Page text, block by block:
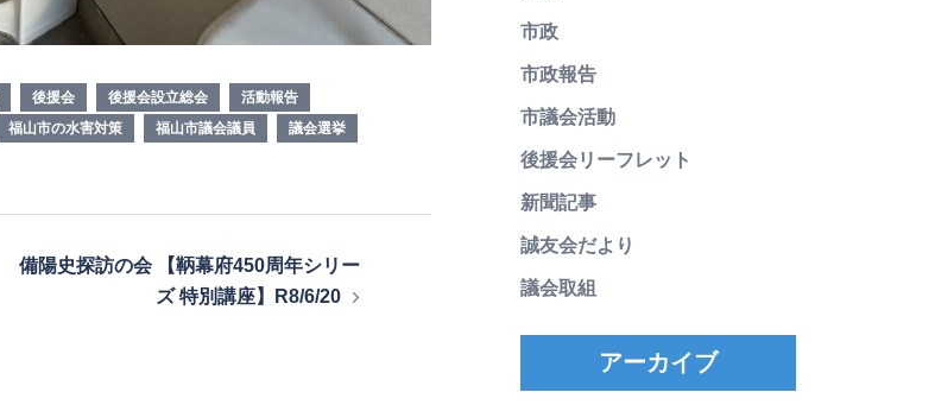
後援会 後援会設立総会
活動報告
福山市の水害対策 福山市議会議員 議会選挙
備陽史探訪の会 【鞆幕府450周年シリー
ズ 特別講座】R8/6/20
市政
市政報告
市議会活動
後援会リーフレット
新聞記事
誠友会だより
議会取組
アーカイブ